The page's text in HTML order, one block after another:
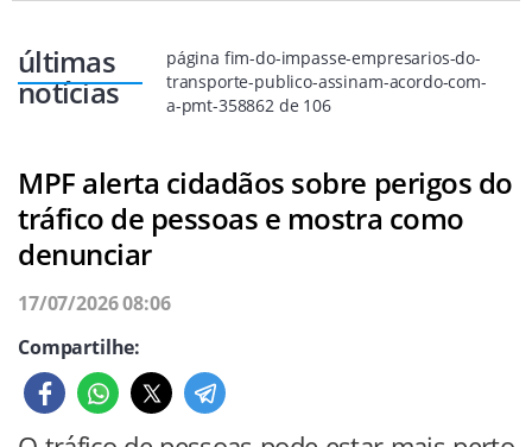
últimas
notícias
página fim-do-impasse-empresarios-do-
transporte-publico-assinam-acordo-com-
a-pmt-358862 de 106
MPF alerta cidadãos sobre perigos do
tráfico de pessoas e mostra como
denunciar
17/07/2026 08:06
Compartilhe: